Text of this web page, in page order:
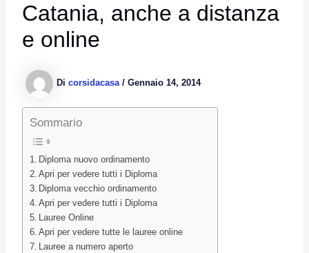
Catania, anche a distanza
e online
Di corsidacasa / Gennaio 14, 2014
Sommario
Diploma nuovo ordinamento
Apri per vedere tutti i Diploma
Diploma vecchio ordinamento
Apri per vedere tutti i Diploma
Lauree Online
Apri per vedere tutte le lauree online
Lauree a numero aperto